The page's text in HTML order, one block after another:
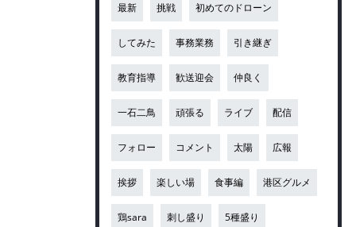
最新 挑戦 初めてのドローン
してみた 事務業務 引き継ぎ
教育指導 歓送迎会 仲良く
一石二鳥 頑張る ライブ 配信
フォロー コメント 太陽 広報
挨拶 楽しい場 食事編 港区グルメ
鶏sara 刺し盛り 5種盛り